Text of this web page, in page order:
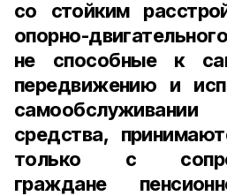
со стойким
опорно-
не способные к
передвижению и
средства,
только с
граждане